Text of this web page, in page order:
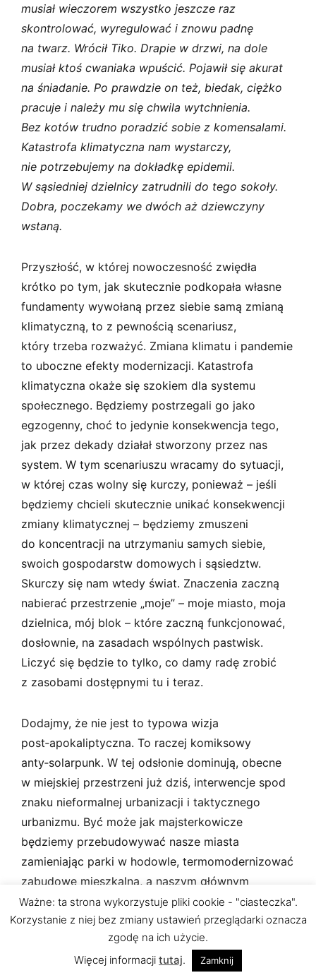
musiał wieczorem wszystko jeszcze raz
skontrolować, wyregulować i znowu padnę
na twarz. Wrócił Tiko. Drapie w drzwi, na dole
musiał ktoś cwaniaka wpuścić. Pojawił się akurat
na śniadanie. Po prawdzie on też, biedak, ciężko
pracuje i należy mu się chwila wytchnienia.
Bez kotów trudno poradzić sobie z komensalami.
Katastrofa klimatyczna nam wystarczy,
nie potrzebujemy na dokładkę epidemii.
W sąsiedniej dzielnicy zatrudnili do tego sokoły.
Dobra, poczekamy we dwóch aż dziewczyny
wstaną.
Przyszłość, w której nowoczesność zwiędła
krótko po tym, jak skutecznie podkopała własne
fundamenty wywołaną przez siebie samą zmianą
klimatyczną, to z pewnością scenariusz,
który trzeba rozważyć. Zmiana klimatu i pandemie
to uboczne efekty modernizacji. Katastrofa
klimatyczna okaże się szokiem dla systemu
społecznego. Będziemy postrzegali go jako
egzogenny, choć to jedynie konsekwencja tego,
jak przez dekady działał stworzony przez nas
system. W tym scenariuszu wracamy do sytuacji,
w której czas wolny się kurczy, ponieważ – jeśli
będziemy chcieli skutecznie unikać konsekwencji
zmiany klimatycznej – będziemy zmuszeni
do koncentracji na utrzymaniu samych siebie,
swoich gospodarstw domowych i sąsiedztw.
Skurczy się nam wtedy świat. Znaczenia zaczną
nabierać przestrzenie „moje” – moje miasto, moja
dzielnica, mój blok – które zaczną funkcjonować,
dosłownie, na zasadach wspólnych pastwisk.
Liczyć się będzie to tylko, co damy radę zrobić
z zasobami dostępnymi tu i teraz.
Dodajmy, że nie jest to typowa wizja
post‑apokaliptyczna. To raczej komiksowy
anty‑solarpunk. W tej odsłonie dominują, obecne
w miejskiej przestrzeni już dziś, interwencje spod
znaku nieformalnej urbanizacji i taktycznego
urbanizmu. Być może jak majsterkowicze
będziemy przebudowywać nasze miasta
zamieniając parki w hodowle, termomodernizować
zabudowę mieszkalną, a naszym głównym
zmartwieniem będą kanalizacja i zaopatrzenie
w wodę. Być może trzeba będzie odkurzyć
doświadczenia z Porto Alegre i innych
południowoamerykańskich miast, wziąć budżety
Ważne: ta strona wykorzystuje pliki cookie - "ciasteczka".
Korzystanie z niej bez zmiany ustawień przeglądarki oznacza
zgodę na ich użycie.
Więcej informacji tutaj. Zamknij